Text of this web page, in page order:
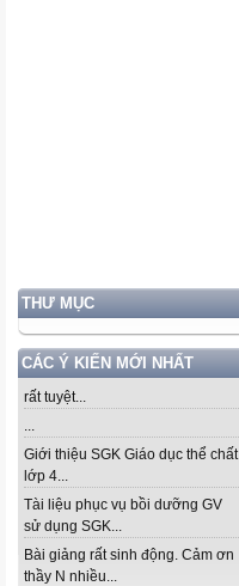
THƯ MỤC
CÁC Ý KIẾN MỚI NHẤT
rất tuyệt...
...
Giới thiệu SGK Giáo dục thể chất
lớp 4...
Tài liệu phục vụ bồi dưỡng GV
sử dụng SGK...
Bài giảng rất sinh động. Cảm ơn
thầy N nhiều...